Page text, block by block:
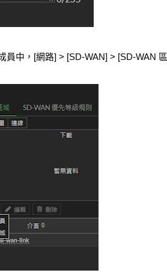
員中，[網路] > [SD-WAN] > [SD-WAN 區